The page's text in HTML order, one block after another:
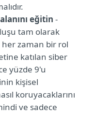
eğitin -
tam olarak
zaman bir rol
katılan siber
yüzde 9'u
kişisel
koruyacaklarını
ve sadece